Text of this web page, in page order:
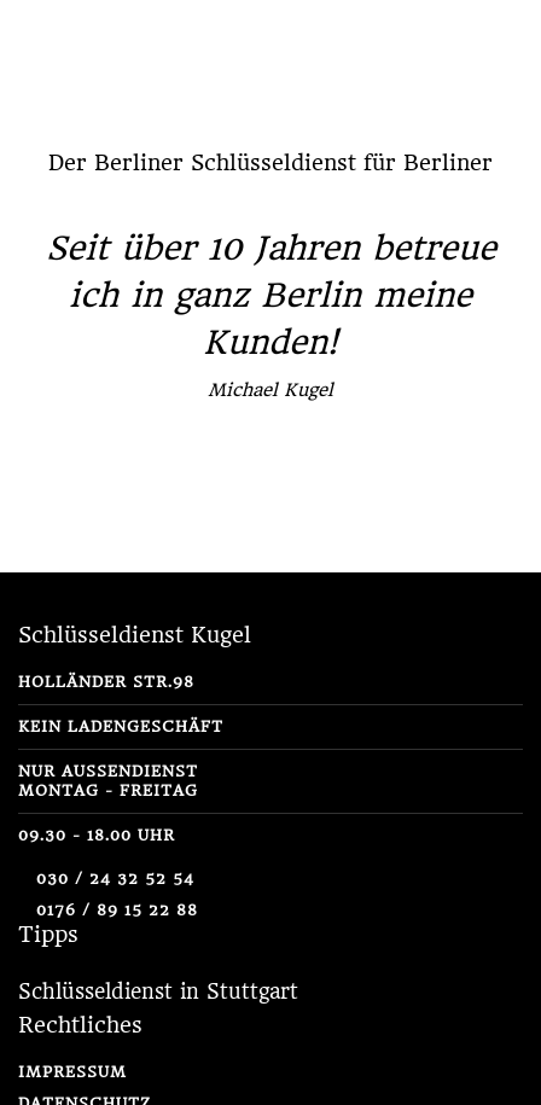
Der Berliner Schlüsseldienst für Berliner
Seit über 10 Jahren betreue
ich in ganz Berlin meine
Kunden!
Michael Kugel
Schlüsseldienst Kugel
HOLLÄNDER STR.98
KEIN LADENGESCHÄFT
NUR AUSSENDIENST
MONTAG - FREITAG
09.30 - 18.00 UHR
030 / 24 32 52 54
0176 / 89 15 22 88
Tipps
Schlüsseldienst in Stuttgart
Rechtliches
IMPRESSUM